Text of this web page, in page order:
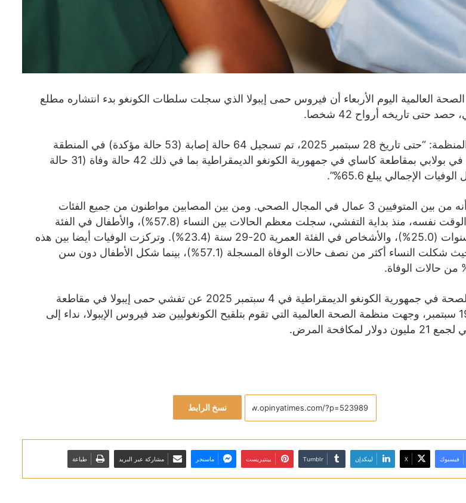
العالمية اليوم الأربعاء أن فيروس حمى إيبولا الذي سجلت سلطات الكونغو بدء انتشاره مطلع
حتى تاريخه أرواح 42 شخصا.
وجاء في بيان المنظمة: “حتى تاريخ 28 سبتمبر 2025، تم تسجيل 64 حالة إصابة (53 حالة مؤكدة) في المنطقة
الصحية الطبية في بولابي بمقاطعة كاساي في جمهورية الكونغو الديمقراطية بما في ذلك 42 حالة وفاة (31 حالة
الإجمالي يبلغ 65.6%”.
وأضاف البيان أنه من بين المتوفيين 3 عمال في المجال الصحي. ومن بين المصابين مواطنون من جميع الفئات
العمرية. وفي الوقت نفسه، منذ بداية التفشي، سجلت معظم الحالات بين النساء (57.8%)، والأطفال في الفئة
العمرية 0-9 سنوات (25.0%)، والأشخاص في الفئة العمرية 20-29 سنة (23.4%). وتركزت الوفيات أيضا بين هذه
المجموعات، حيث شكلت النساء أكثر من نصف حالات الوفاة المسجلة (57.1%)، بينما شكل الأطفال دون سن
أعلنت وزارة الصحة في جمهورية الكونغو الديمقراطية في 4 سبتمبر 2025 عن تفشي حمى إيبولا في مقاطعة
كاساي. وفي 19 سبتمبر، وجهت منظمة الصحة العالمية التي تقوم بتلقيح الكونغوليين ضد فيروس الإيبولا، نداء إلى
لمكافحة المرض.
نسخ الرابط
فيسبوك X لينكدإن بينتيريست ماسنجر مشاركة عبر البريد طباعة